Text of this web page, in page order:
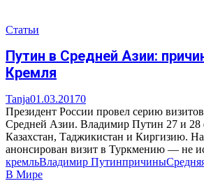
Статьи
Путин в Средней Азии:
Кремля
Tanja01.03.20170
Президент России провел серию визитов
Средней Азии. Владимир Путин 27 и 28
Казахстан, Таджикистан и Киргизию.
анонсирован визит в Туркмению — не
кремльВладимир Путинпричины
В Мире